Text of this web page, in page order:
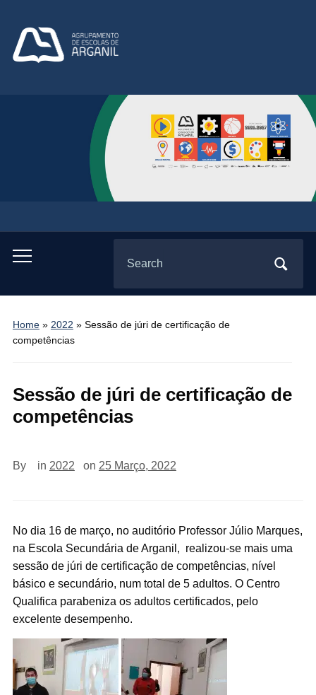
Toggle
menu
for:
Home» 2022 » Sessão de júri de certificação de
competências
Sessão de júri de certificação de
competências
By in 2022 on 25 Março, 2022
No dia 16 de março, no auditório Professor Júlio Marques,
na Escola Secundária de Arganil, realizou-se mais uma
sessão de júri de certificação de competências, nível
básico e secundário, num total de 5 adultos. O Centro
Qualifica parabeniza os adultos certificados, pelo
excelente desempenho.